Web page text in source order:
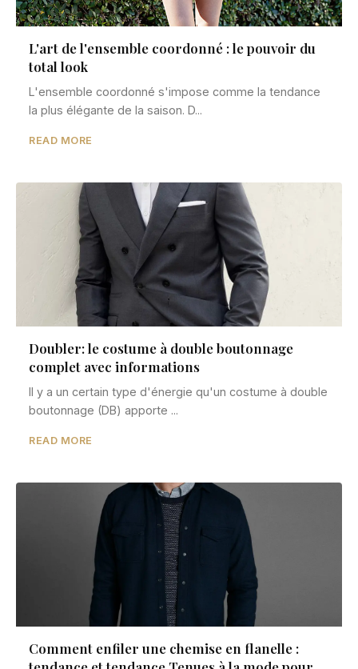
L'art de l'ensemble coordonné : le pouvoir du
total look
L'ensemble coordonné s'impose comme la tendance
la plus élégante de la saison. D...
READ MORE
Doubler: le costume à double boutonnage
complet avec informations
Il y a un certain type d'énergie qu'un costume à double
boutonnage (DB) apporte ...
READ MORE
Comment enfiler une chemise en flanelle :